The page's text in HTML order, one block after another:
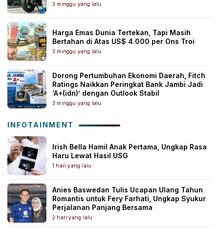
3 minggu yang lalu
Harga Emas Dunia Tertekan, Tapi Masih
Bertahan di Atas US$ 4.000 per Ons Troi
3 minggu yang lalu
Dorong Pertumbuhan Ekonomi Daerah, Fitch
Ratings Naikkan Peringkat Bank Jambi Jadi
‘A+(idn)’ dengan Outlook Stabil
3 minggu yang lalu
INFOTAINMENT
Irish Bella Hamil Anak Pertama, Ungkap Rasa
Haru Lewat Hasil USG
1 hari yang lalu
Anies Baswedan Tulis Ucapan Ulang Tahun
Romantis untuk Fery Farhati, Ungkap Syukur
Perjalanan Panjang Bersama
2 hari yang lalu